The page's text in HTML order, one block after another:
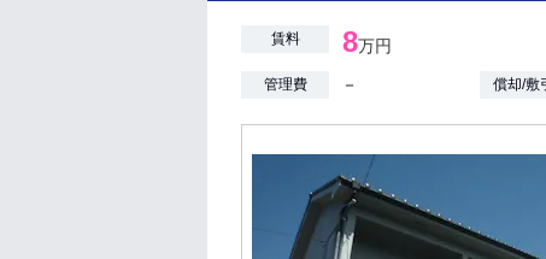
賃料 8万円
管理費 － 償却/敷引